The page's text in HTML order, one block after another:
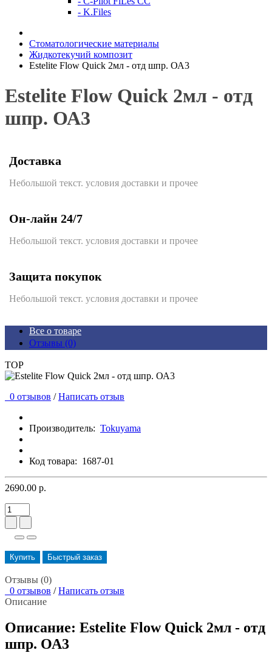
- K.Files
Стоматологические материалы
Жидкотекучий композит
Estelite Flow Quick 2мл - отд шпр. ОА3
Estelite Flow Quick 2мл - отд
шпр. ОА3
Доставка
Небольшой текст. условия доставки и прочее
Он-лайн 24/7
Небольшой текст. условия доставки и прочее
Защита покупок
Небольшой текст. условия доставки и прочее
Все о товаре
Отзывы (0)
TOP
0 отзывов / Написать отзыв
Производитель: Tokuyama
Код товара: 1687-01
2690.00 р.
Купить Быстрый заказ
Отзывы (0)
0 отзывов / Написать отзыв
Описание
Описание: Estelite Flow Quick 2мл - отд
шпр. ОА3